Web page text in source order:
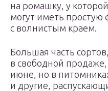
на ромашку, у
могут иметь простую
с волнистым краем.
Большая часть
в свободной продаже,
июне, но в
и другие,